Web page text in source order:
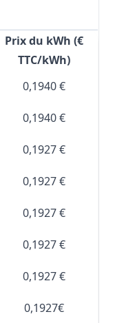
Prix du kWh (€
TTC/kWh)
0,1940 €
0,1940 €
0,1927 €
0,1927 €
0,1927 €
0,1927 €
0,1927 €
0,1927€